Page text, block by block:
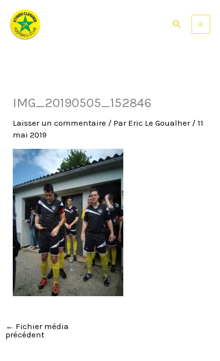
contenu
Rechercher
IMG_20190505_152846
Laisser un commentaire / Par Eric Le Goualher / 11
mai 2019
← Fichier média
précédent